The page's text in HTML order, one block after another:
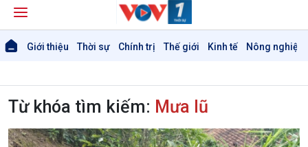
Giới thiệu Thời sự Chính trị Thế giới Kinh tế Nông nghiệp
Từ khóa tìm kiếm: Mưa lũ